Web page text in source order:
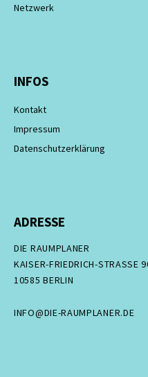
Netzwerk
INFOS
Kontakt
Impressum
Datenschutzerklärung
ADRESSE
DIE RAUMPLANER
KAISER-FRIEDRICH-STRASSE 90
10585 BERLIN
INFO@DIE-RAUMPLANER.DE